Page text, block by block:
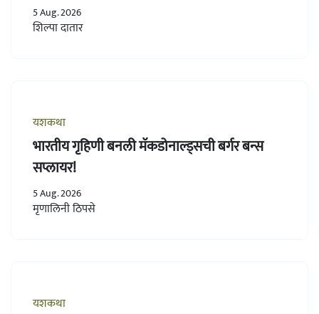
5 Aug. 2026
शिल्पा दातार
यशकथा
भारतीय गृहिणी बनली मॅकडोनाल्ड्सची बर्गर बन्स
सप्लायर!
5 Aug. 2026
मृणालिनी ठिपसे
यशकथा